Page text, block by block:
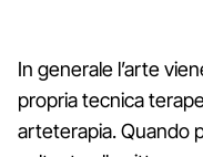
In generale l’arte
propria tecnica
arteterapia. Quando